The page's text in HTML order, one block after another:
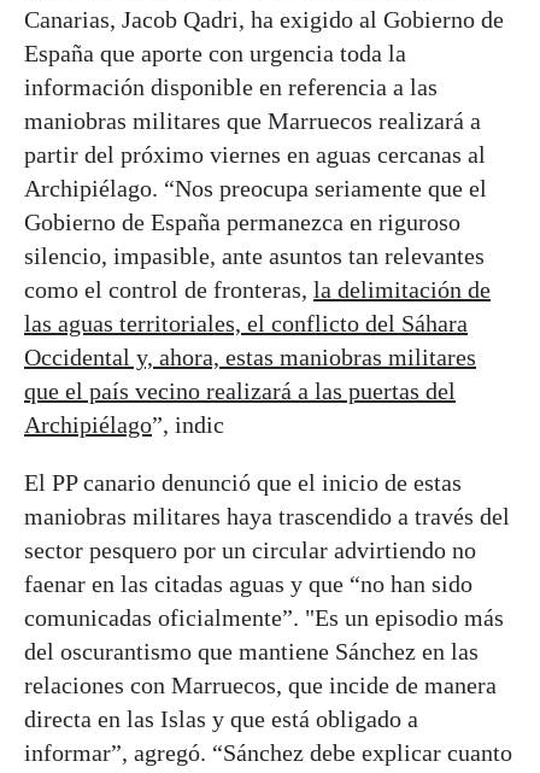
Canarias, Jacob Qadri, ha exigido al Gobierno de
España que aporte con urgencia toda la
información disponible en referencia a las
maniobras militares que Marruecos realizará a
partir del próximo viernes en aguas cercanas al
Archipiélago. “Nos preocupa seriamente que el
Gobierno de España permanezca en riguroso
silencio, impasible, ante asuntos tan relevantes
como el control de fronteras, la delimitación de
las aguas territoriales, el conflicto del Sáhara
Occidental y, ahora, estas maniobras militares
que el país vecino realizará a las puertas del
Archipiélago”, indic
El PP canario denunció que el inicio de estas
maniobras militares haya trascendido a través del
sector pesquero por un circular advirtiendo no
faenar en las citadas aguas y que “no han sido
comunicadas oficialmente”. "Es un episodio más
del oscurantismo que mantiene Sánchez en las
relaciones con Marruecos, que incide de manera
directa en las Islas y que está obligado a
informar”, agregó. “Sánchez debe explicar cuanto